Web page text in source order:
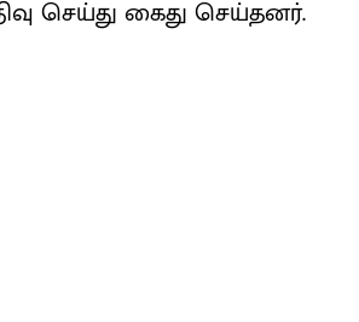
செய்து கைது செய்தனர்.